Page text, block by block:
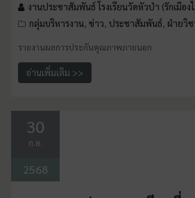
งานประชาสัมพันธ์ โรงเรียนวัดหัวป่า (รักเมือง
กลุ่มบริหารงาน, ข่าว, ประชาสัมพันธ์, ฝ่ายวิช
รายงานผลการประกันคุณภาพภายนอก
อ่านเพิ่มเติม >>
30
ก.ย.
2568